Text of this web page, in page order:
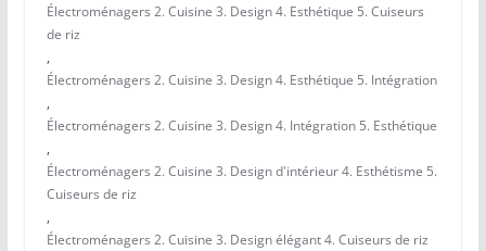
Électroménagers 2. Cuisine 3. Design 4. Esthétique 5. Cuiseurs
de riz
,
Électroménagers 2. Cuisine 3. Design 4. Esthétique 5. Intégration
,
Électroménagers 2. Cuisine 3. Design 4. Intégration 5. Esthétique
,
Électroménagers 2. Cuisine 3. Design d'intérieur 4. Esthétisme 5.
Cuiseurs de riz
,
Électroménagers 2. Cuisine 3. Design élégant 4. Cuiseurs de riz